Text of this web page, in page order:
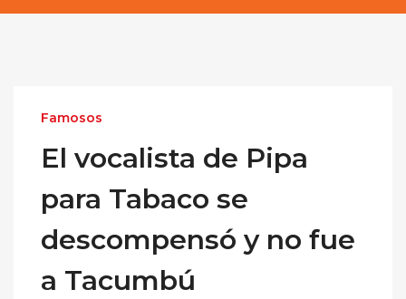
Famosos
El vocalista de Pipa
para Tabaco se
descompensó y no fue
a Tacumbú